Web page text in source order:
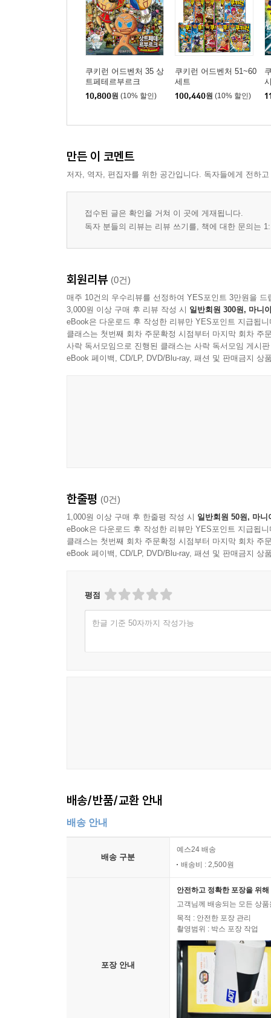
쿠키런 어드벤처 35 상
트페테르부르크
10,800원 (10% 할인)
쿠키런 어드벤처 51~60
세트
100,440원 (10% 할인)
만든 이 코멘트
저자, 역자, 편집자를 위한 공간입니다. 독자들에게 전하
접수된 글은 확인을 거쳐 이 곳에 게재됩니다.
독자 분들의 리뷰는 리뷰 쓰기를, 책에 대한 문의는
회원리뷰 (0건)
매주 10건의 우수리뷰를 선정하여 YES포인트 3만원을 드
3,000원 이상 구매 후 리뷰 작성 시 일반회원 300원, 마니
eBook은 다운로드 후 작성한 리뷰만 YES포인트 지급됩니
클래스는 첫번째 회차 주문확정 시점부터 마지막 회차 주
사락 독서모임으로 진행된 클래스는 사락 독서모임 게시
eBook 페이백, CD/LP, DVD/Blu-ray, 패션 및 판매금지 상
한줄평 (0건)
1,000원 이상 구매 후 한줄평 작성 시 일반회원 50원, 마니
eBook은 다운로드 후 작성한 리뷰만 YES포인트 지급됩니
클래스는 첫번째 회차 주문확정 시점부터 마지막 회차 주
eBook 페이백, CD/LP, DVD/Blu-ray, 패션 및 판매금지 상
평점
한글 기준 50자까지 작성가능
배송/반품/교환 안내
배송 안내
배송 구분
예스24 배송
배송비 : 2,500원
포장 안내
안전하고 정확한 포장을 위
고객님께 배송되는 모든 상
목적 : 안전한 포장 관리
촬영범위 : 박스 포장 작업